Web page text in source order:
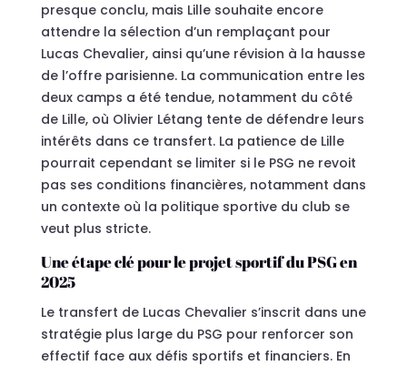
presque conclu, mais Lille souhaite encore
attendre la sélection d’un remplaçant pour
Lucas Chevalier, ainsi qu’une révision à la hausse
de l’offre parisienne. La communication entre les
deux camps a été tendue, notamment du côté
de Lille, où Olivier Létang tente de défendre leurs
intérêts dans ce transfert. La patience de Lille
pourrait cependant se limiter si le PSG ne revoit
pas ses conditions financières, notamment dans
un contexte où la politique sportive du club se
veut plus stricte.
Une étape clé pour le projet sportif du PSG en
2025
Le transfert de Lucas Chevalier s’inscrit dans une
stratégie plus large du PSG pour renforcer son
effectif face aux défis sportifs et financiers. En